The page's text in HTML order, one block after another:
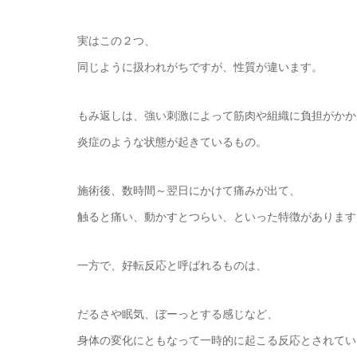
実はこの２つ、
同じように扱われがちですが、性質が違います。
もみ返しは、強い刺激によって筋肉や組織に負担がかか
炎症のような状態が起きているもの。
施術後、数時間～翌日にかけて痛みが出て、
触ると痛い、動かすとつらい、といった特徴があります
一方で、好転反応と呼ばれるものは、
だるさや眠気、ぼーっとする感じなど、
身体の変化にともなって一時的に起こる反応とされてい